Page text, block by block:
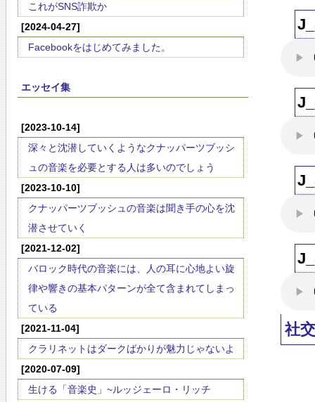
これがSNS詐欺か
[2024-04-27]
Facebookをはじめてみました。
エッセイ集
[2023-10-14]
深々と沈潜していくようなクナッパーツブッシ
ュの音楽を必要とする人は多いのでしょう
[2023-10-10]
クナッパーツブッシュの音楽は聞き手の心を沈
潜させていく
[2021-12-02]
バロック時代の音楽には、人の耳に心地よい旋
律や響きの基本パターンが全て含まれてしまっ
ている
[2021-11-04]
クラリネットはダークばかりが魅力じゃないよ
[2020-07-09]
生ける「音楽史」~ルッジェーロ・リッチ
社